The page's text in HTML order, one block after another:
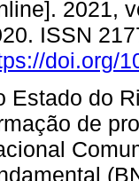
2021,
ISSN
doi.org/
Estado do
de